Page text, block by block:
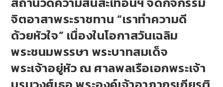
จิตอาสาพระราชทาน “เราทำความดี
ด้วยหัวใจ” เนื่องในโอกาสวันเฉลิม
พระชนมพรรษา พระบาทสมเด็จ
พระเจ้าอยู่หัว ณ ศาลพลเรือเอกพระเจ้า